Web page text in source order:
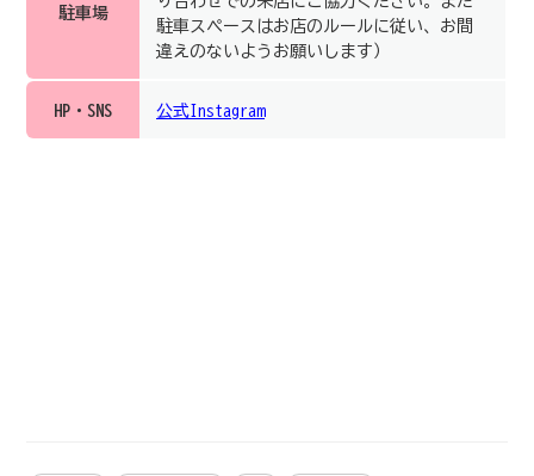
駐車場
駐車スペースはお店のルールに従い、お間
違えのないようお願いします）
HP・SNS 公式Instagram